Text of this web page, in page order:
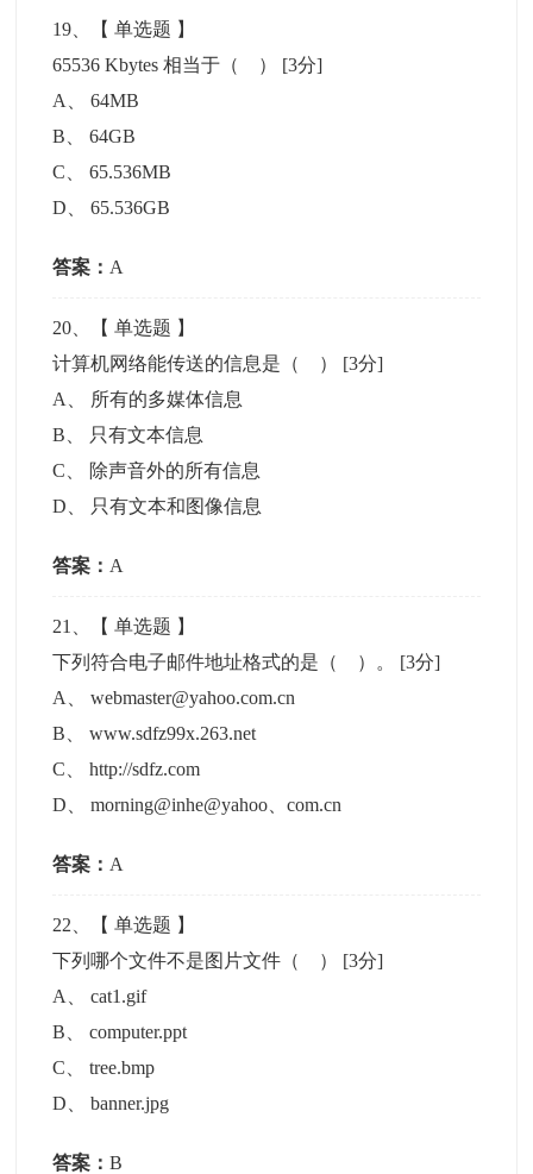
19 、【单选题 】
65536 Kbytes 相当于（ ） [3分]
A
、64MB
B 、64GB
C 、65.536MB
D 、65.536GB
答案： A
20 、【单选题 】
计算机网络能传送的信息是（ ） [3分]
A
所有的多媒体信息
B
只有文本信息
C
除声音外的所有信息
D
只有文本和图像信息
答案： A
21 、【单选题 】
下列符合电子邮件地址格式的是（ ）。 [3分]
A
、webmaster@yahoo.com.cn
B 、www.sdfz99x.263.net
C 、http://sdfz.com
D 、morning@inhe@yahoo、com.cn
答案： A
22 、【单选题 】
下列哪个文件不是图片文件（ ） [3分]
A
、cat1.gif
B 、computer.ppt
C 、tree.bmp
D 、banner.jpg
答案：B